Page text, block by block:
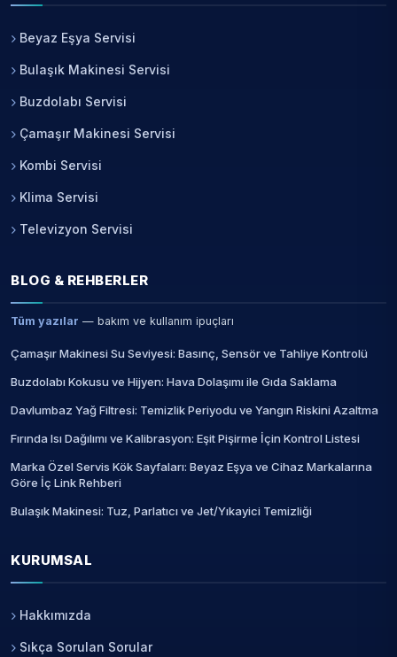
Beyaz Eşya Servisi
Bulaşık Makinesi Servisi
Buzdolabı Servisi
Çamaşır Makinesi Servisi
Kombi Servisi
Klima Servisi
Televizyon Servisi
BLOG & REHBERLER
Tüm yazılar — bakım ve kullanım ipuçları
Çamaşır Makinesi Su Seviyesi: Basınç, Sensör ve Tahliye Kontrolü
Buzdolabı Kokusu ve Hijyen: Hava Dolaşımı ile Gıda Saklama
Davlumbaz Yağ Filtresi: Temizlik Periyodu ve Yangın Riskini Azaltma
Fırında Isı Dağılımı ve Kalibrasyon: Eşit Pişirme İçin Kontrol Listesi
Marka Özel Servis Kök Sayfaları: Beyaz Eşya ve Cihaz Markalarına
Göre İç Link Rehberi
Bulaşık Makinesi: Tuz, Parlatıcı ve Jet/Yıkayici Temizliği
KURUMSAL
Hakkımızda
Sıkça Sorulan Sorular